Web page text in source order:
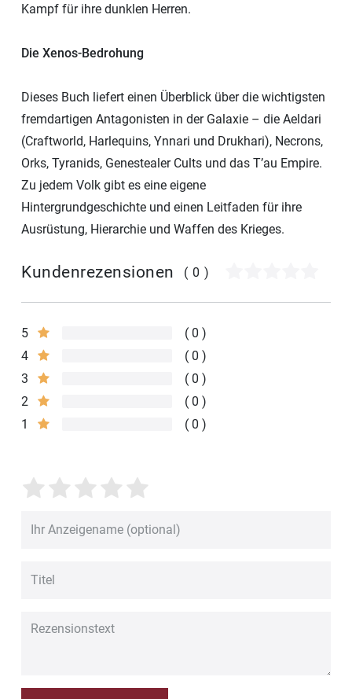
Kampf für ihre dunklen Herren.
Die Xenos-Bedrohung
Dieses Buch liefert einen Überblick über die wichtigsten
fremdartigen Antagonisten in der Galaxie – die Aeldari
(Craftworld, Harlequins, Ynnari und Drukhari), Necrons,
Orks, Tyranids, Genestealer Cults und das T’au Empire.
Zu jedem Volk gibt es eine eigene
Hintergrundgeschichte und einen Leitfaden für ihre
Ausrüstung, Hierarchie und Waffen des Krieges.
Kundenrezensionen (0)
5
0
4
0
3
0
2
0
1
0